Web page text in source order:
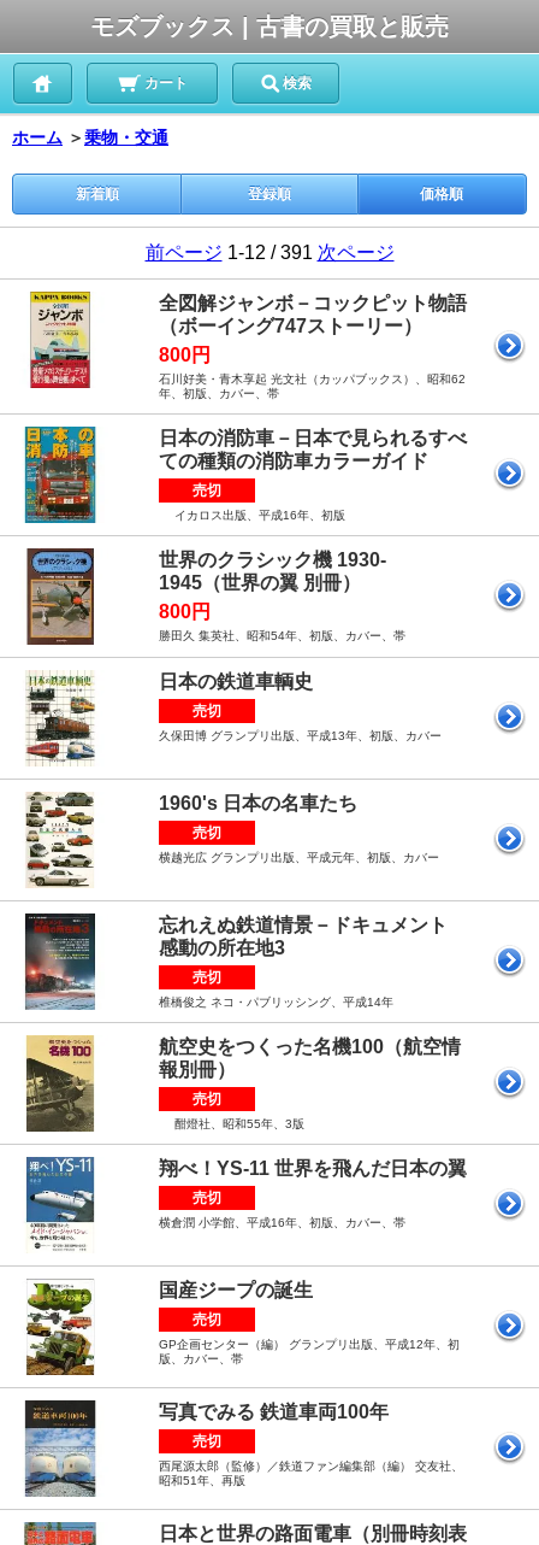
モズブックス | 古書の買取と販売
カート 検索
ホーム ＞乗物・交通
新着順 登録順 価格順
前ページ 1-12 / 391 次ページ
全図解ジャンボ－コックピット物語
（ボーイング747ストーリー）
800円
石川好美・青木享起 光文社（カッパブックス）、昭和62
年、初版、カバー、帯
日本の消防車－日本で見られるすべ
ての種類の消防車カラーガイド
売切
イカロス出版、平成16年、初版
世界のクラシック機 1930-
1945（世界の翼 別冊）
800円
勝田久 集英社、昭和54年、初版、カバー、帯
日本の鉄道車輌史
売切
久保田博 グランプリ出版、平成13年、初版、カバー
1960's 日本の名車たち
売切
横越光広 グランプリ出版、平成元年、初版、カバー
忘れえぬ鉄道情景－ドキュメント
感動の所在地3
売切
椎橋俊之 ネコ・パブリッシング、平成14年
航空史をつくった名機100（航空情
報別冊）
売切
酣燈社、昭和55年、3版
翔べ！YS-11 世界を飛んだ日本の翼
売切
横倉潤 小学館、平成16年、初版、カバー、帯
国産ジープの誕生
売切
GP企画センター（編） グランプリ出版、平成12年、初
版、カバー、帯
写真でみる 鉄道車両100年
売切
西尾源太郎（監修）／鉄道ファン編集部（編） 交友社、
昭和51年、再版
日本と世界の路面電車（別冊時刻表